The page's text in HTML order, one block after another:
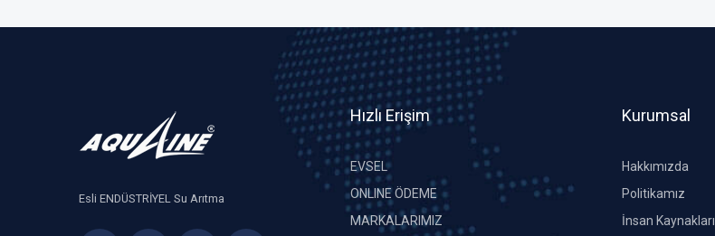
Esli ENDÜSTRİYEL Su Arıtma
Hızlı Erişim
EVSEL
ONLINE ÖDEME
MARKALARIMIZ
Kurumsal
Hakkımızda
Politikamız
İnsan Kaynakları